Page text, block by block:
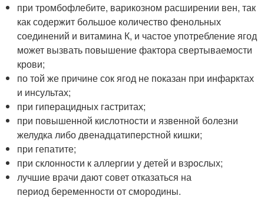
при тромбофлебите, варикозном расширении вен, так
как содержит большое количество фенольных
соединений и витамина К, и частое употребление ягод
может вызвать повышение фактора свертываемости
крови;
по той же причине сок ягод не показан при инфарктах
и инсультах;
при гиперацидных гастритах;
при повышенной кислотности и язвенной болезни
желудка либо двенадцатиперстной кишки;
при гепатите;
при склонности к аллергии у детей и взрослых;
лучшие врачи дают совет отказаться на
период беременности от смородины.